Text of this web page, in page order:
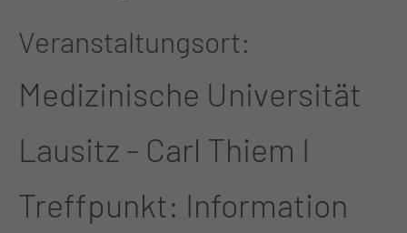
Veranstaltungsort
Medizinische Universität
Lausitz - Carl Thiem I
Treffpunkt: Information